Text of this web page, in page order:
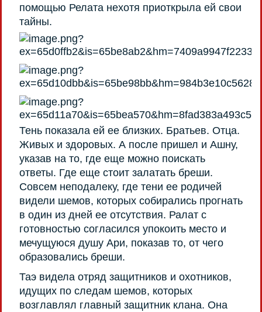
помощью Релата нехотя приоткрыла ей свои
тайны.
Тень показала ей ее близких. Братьев. Отца.
Живых и здоровых. А после пришел и Ашну,
указав на то, где еще можно поискать
ответы. Где еще стоит залатать бреши.
Совсем неподалеку, где тени ее родичей
видели шемов, которых собирались прогнать
в один из дней ее отсутствия. Ралат с
готовностью согласился упокоить место и
мечущуюся душу Ари, показав то, от чего
образовались бреши.
Таэ видела отряд защитников и охотников,
идущих по следам шемов, которых
возглавлял главный защитник клана. Она